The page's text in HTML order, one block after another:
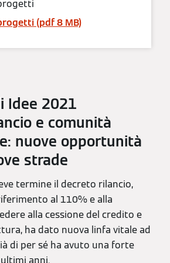
(pdf 8 MB)
Idee 2021
e comunità
nuove opportunità
strade
termine il decreto rilancio,
al 110% e alla
alla cessione del credito e
ha dato nuova linfa vitale ad
di per sé ha avuto una forte
anni.